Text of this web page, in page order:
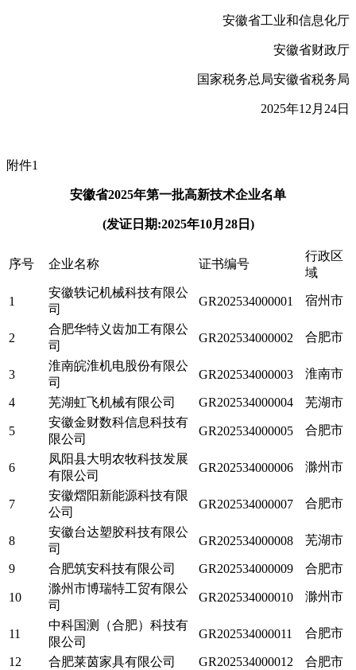
安徽省工业和信息化厅
安徽省财政厅
国家税务总局安徽省税务局
2025年12月24日
附件1
安徽省2025年第一批高新技术企业名单
(发证日期:2025年10月28日)
序号 企业名称 证书编号
行政区
域
1
安徽轶记机械科技有限公
司
GR202534000001 宿州市
2
合肥华特义齿加工有限公
司
GR202534000002 合肥市
3
淮南皖淮机电股份有限公
司
GR202534000003 淮南市
4 芜湖虹飞机械有限公司 GR202534000004 芜湖市
5
安徽金财数科信息科技有
限公司
GR202534000005 合肥市
6
凤阳县大明农牧科技发展
有限公司
GR202534000006 滁州市
7
安徽熠阳新能源科技有限
公司
GR202534000007 合肥市
8
安徽台达塑胶科技有限公
司
GR202534000008 芜湖市
9 合肥筑安科技有限公司 GR202534000009 合肥市
10
滁州市博瑞特工贸有限公
司
GR202534000010 滁州市
11
中科国测（合肥）科技有
限公司
GR202534000011 合肥市
12 合肥莱茵家具有限公司 GR202534000012 合肥市